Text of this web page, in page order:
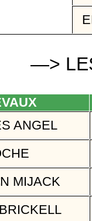
—>
ANGEL
MIJACK